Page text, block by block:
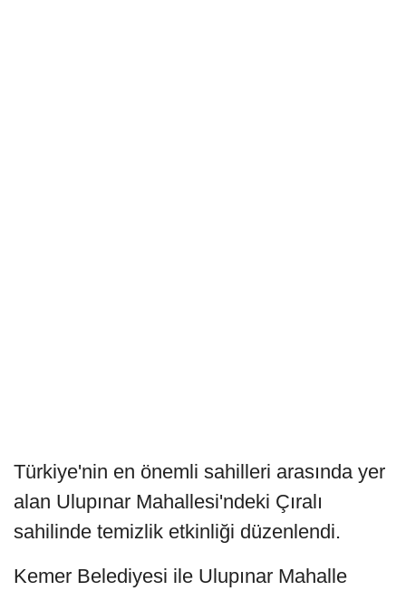
Türkiye'nin en önemli sahilleri arasında yer
alan Ulupınar Mahallesi'ndeki Çıralı
sahilinde temizlik etkinliği düzenlendi.
Kemer Belediyesi ile Ulupınar Mahalle